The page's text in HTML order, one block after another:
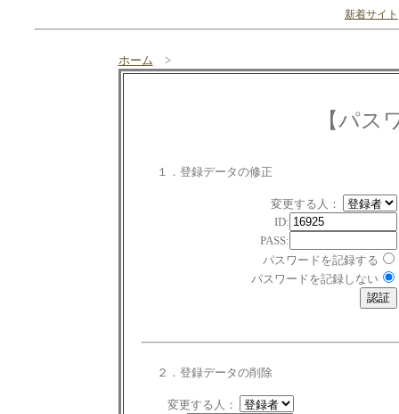
新着サイト
ホーム >
【パス
１．登録データの修正
変更する人：
ID:
PASS:
パスワードを記録する
パスワードを記録しない
２．登録データの削除
変更する人：